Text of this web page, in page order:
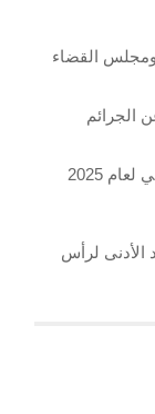
ومجلس القضاء
الجرائم
2025
لرأس